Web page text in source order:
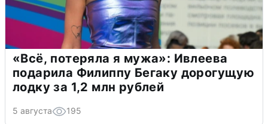
«Всё, потеряла я мужа»: Ивлеева
подарила Филиппу Бегаку дорогущую
лодку за 1,2 млн рублей
5 августа 195